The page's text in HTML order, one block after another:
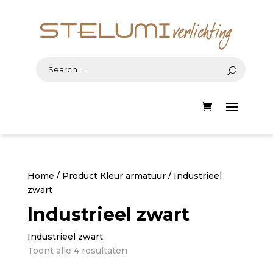
Home / Product Kleur armatuur / Industrieel
zwart
Industrieel zwart
Industrieel zwart
Toont alle 4 resultatenGesorteerd